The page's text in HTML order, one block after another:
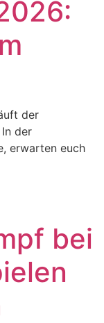
der
der
erwarten euch
bei